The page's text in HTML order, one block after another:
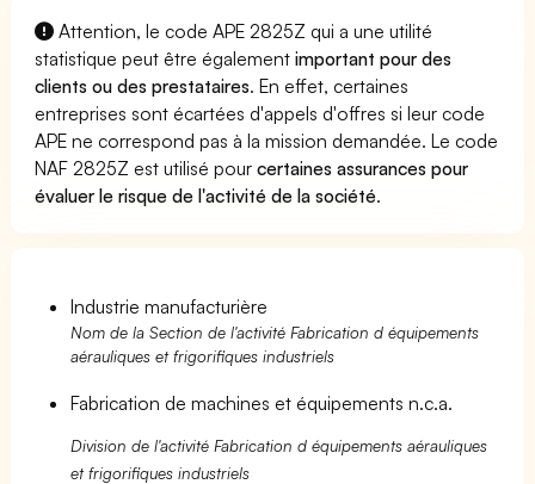
Attention, le code APE 2825Z qui a une utilité
statistique peut être égalementimportant pour des
clients ou des prestataires. En effet, certaines
entreprises sont écartées d'appels d'offres si leur code
APE ne correspond pas à la mission demandée. Le code
NAF 2825Z est utilisé pourcertaines assurances pour
évaluer le risque de l'activité de la société.
Industrie manufacturière
Nom de la Section de l'activité Fabrication d équipements
aérauliques et frigorifiques industriels
Fabrication de machines et équipements n.c.a.
Division de l'activité Fabrication d équipements aérauliques
et frigorifiques industriels